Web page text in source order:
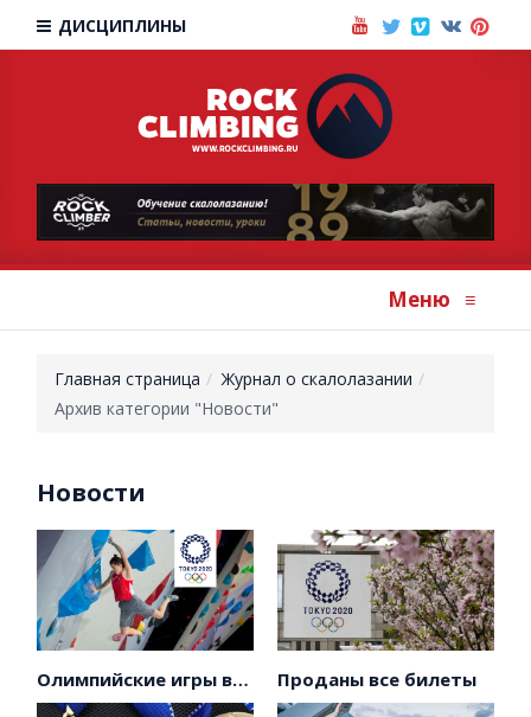
ДИСЦИПЛИНЫ
Меню ≡
Главная страница
Журнал о скалолазании
Архив категории "Новости"
Новости
Олимпийские игры в Токио по скалолазанию Проданы все билеты